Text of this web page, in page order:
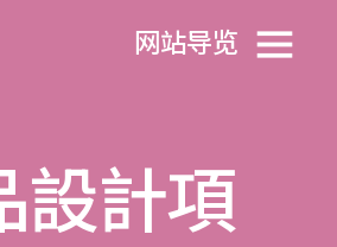
网站导览
設計項